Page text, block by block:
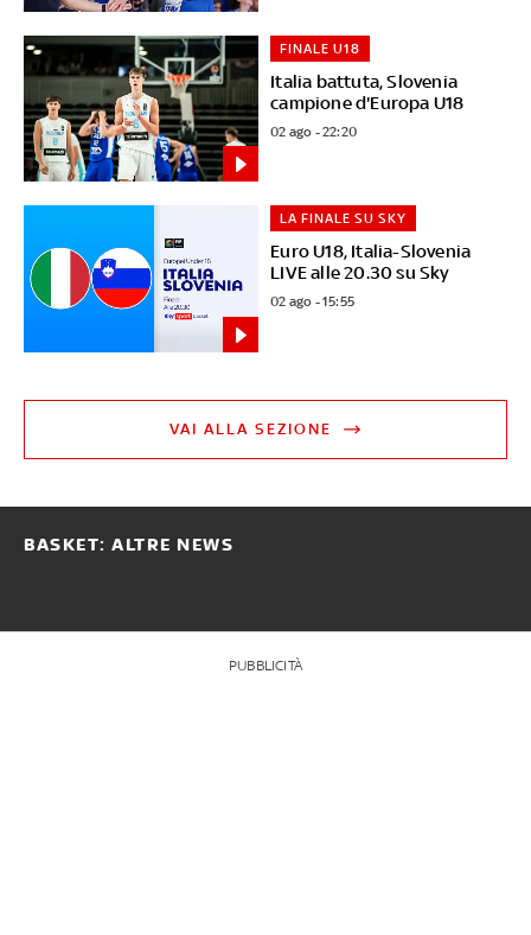
Italia battuta, Slovenia
campione d'Europa U18
FINALE U18
02 ago - 22:20
Euro U18, Italia-Slovenia
LIVE alle 20.30 su Sky
LA FINALE SU SKY
02 ago - 15:55
VAI ALLA SEZIONE
BASKET: ALTRE NEWS
PUBBLICITÀ